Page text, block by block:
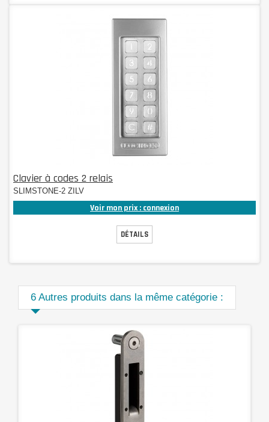
Clavier à codes 2 relais
SLIMSTONE-2 ZILV
Voir mon prix : connexion
DÉTAILS
6 Autres produits dans la même catégorie :